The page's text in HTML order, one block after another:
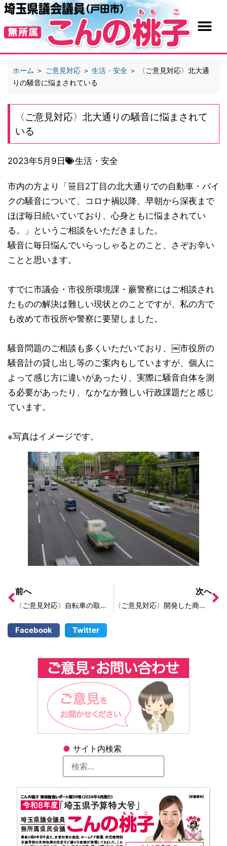
● サイト内検索
ホーム ＞ ご意見対応 ＞ 生活・安全 ＞
〈ご意見対応〉北大通
りの騒音に悩まされている
〈ご意見対応〉北大通りの騒音に悩まされて
いる
2023年5月9日 生活・安全
市内の方より「笹目2丁目の北大通りでの自動車・バイ
クの騒音について、コロナ禍以降、早朝から深夜まで
ほぼ毎日続いていており、心身ともに悩まされてい
る。」というご相談をいただきました。
騒音に毎日悩んでいらっしゃるとのこと、さぞお辛い
ことと思います。
すでに市議会・市役所環境課・蕨警察にはご相談され
たものの解決は難しい現状とのことですが、私の方で
も改めて市役所や警察に要望しました。
騒音問題のご相談も多くいただいており、￼市役所の
騒音計の貸し出し等のご案内もしていますが、個人に
よって感じ方に違いがあったり、実際に騒音自体を測
る必要があったり、なかなか難しい行政課題だと感じ
ています。
※写真はイメージです。
前へ
〈ご意見対応〉自転車の取り締まりを強化してほしい
次へ
〈ご意見対応〉開発した商品を「彩の国優良ブランド品」にならないか
Facebook Twitter